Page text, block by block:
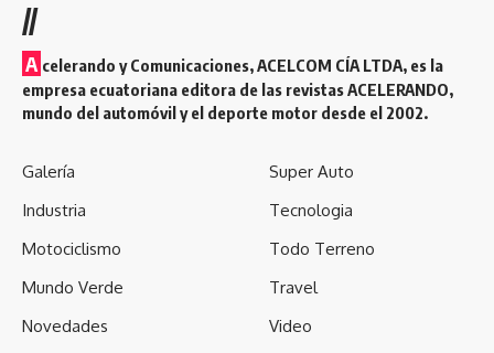
//
A celerando y Comunicaciones, ACELCOM CÍA LTDA, es la
empresa ecuatoriana editora de las revistas ACELERANDO,
mundo del automóvil y el deporte motor desde el 2002.
Galería
Industria
Motociclismo
Mundo Verde
Novedades
Super Auto
Tecnologia
Todo Terreno
Travel
Video